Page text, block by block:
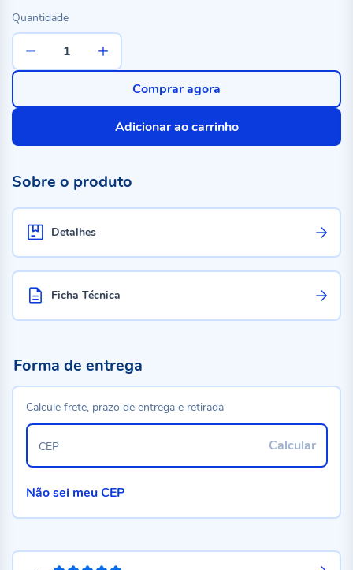
Quantidade
Adicionar ao carrinho
Comprar agora
Sobre o produto
Detalhes
Ficha Técnica
Forma de entrega
Calcule frete, prazo de entrega e retirada
Calcular
CEP
Não sei meu CEP